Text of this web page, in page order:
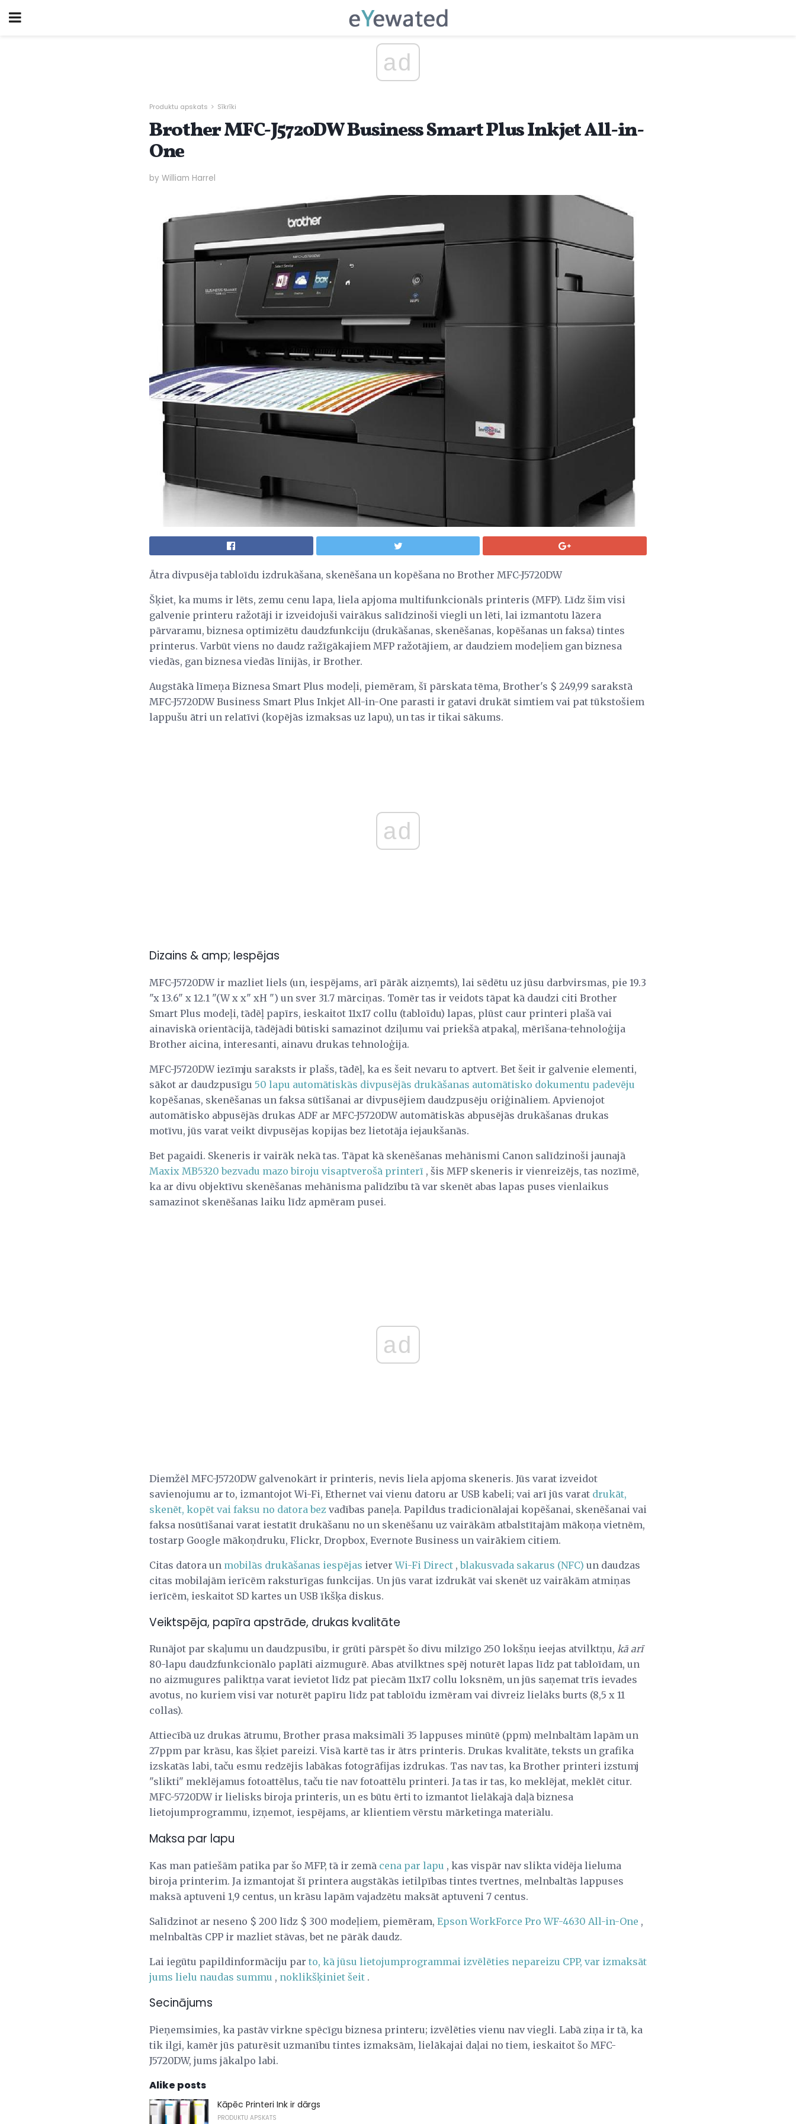
ad
Produktu apskats Sīkrīki
Brother MFC-J5720DW Business Smart Plus Inkjet All-in-
One
by William Harrel
Ātra divpusēja tabloīdu izdrukāšana, skenēšana un kopēšana no Brother MFC-J5720DW
Šķiet, ka mums ir lēts, zemu cenu lapa, liela apjoma multifunkcionāls printeris (MFP). Līdz šim visi
galvenie printeru ražotāji ir izveidojuši vairākus salīdzinoši viegli un lēti, lai izmantotu lāzera
pārvaramu, biznesa optimizētu daudzfunkciju (drukāšanas, skenēšanas, kopēšanas un faksa) tintes
printerus. Varbūt viens no daudz ražīgākajiem MFP ražotājiem, ar daudziem modeļiem gan biznesa
viedās, gan biznesa viedās līnijās, ir Brother.
Augstākā līmeņa Biznesa Smart Plus modeļi, piemēram, šī pārskata tēma, Brother's $ 249,99 sarakstā
MFC-J5720DW Business Smart Plus Inkjet All-in-One parasti ir gatavi drukāt simtiem vai pat tūkstošiem
lappušu ātri un relatīvi (kopējās izmaksas uz lapu), un tas ir tikai sākums.
ad
Dizains & amp; Iespējas
MFC-J5720DW ir mazliet liels (un, iespējams, arī pārāk aizņemts), lai sēdētu uz jūsu darbvirsmas, pie 19.3
"x 13.6" x 12.1 "(W x x" xH ") un sver 31.7 mārciņas. Tomēr tas ir veidots tāpat kā daudzi citi Brother
Smart Plus modeļi, tādēļ papīrs, ieskaitot 11x17 collu (tabloīdu) lapas, plūst caur printeri plašā vai
ainaviskā orientācijā, tādējādi būtiski samazinot dziļumu vai priekšā atpakaļ, mērīšana-tehnoloģija
Brother aicina, interesanti, ainavu drukas tehnoloģija.
MFC-J5720DW iezīmju saraksts ir plašs, tādēļ, ka es šeit nevaru to aptvert. Bet šeit ir galvenie elementi,
sākot ar daudzpusīgu 50 lapu automātiskās divpusējās drukāšanas automātisko dokumentu padevēju
kopēšanas, skenēšanas un faksa sūtīšanai ar divpusējiem daudzpusēju oriģināliem. Apvienojot
automātisko abpusējās drukas ADF ar MFC-J5720DW automātiskās abpusējās drukāšanas drukas
motīvu, jūs varat veikt divpusējas kopijas bez lietotāja iejaukšanās.
Bet pagaidi. Skeneris ir vairāk nekā tas. Tāpat kā skenēšanas mehānismi Canon salīdzinoši jaunajā
Maxix MB5320 bezvadu mazo biroju visaptverošā printerī , šis MFP skeneris ir vienreizējs, tas nozīmē,
ka ar divu objektīvu skenēšanas mehānisma palīdzību tā var skenēt abas lapas puses vienlaikus
samazinot skenēšanas laiku līdz apmēram pusei.
ad
Diemžēl MFC-J5720DW galvenokārt ir printeris, nevis liela apjoma skeneris. Jūs varat izveidot
savienojumu ar to, izmantojot Wi-Fi, Ethernet vai vienu datoru ar USB kabeli; vai arī jūs varat drukāt,
skenēt, kopēt vai faksu no datora bez vadības paneļa. Papildus tradicionālajai kopēšanai, skenēšanai vai
faksa nosūtīšanai varat iestatīt drukāšanu no un skenēšanu uz vairākām atbalstītajām mākoņa vietnēm,
tostarp Google mākoņdruku, Flickr, Dropbox, Evernote Business un vairākiem citiem.
Citas datora un mobilās drukāšanas iespējas ietverWi-Fi Direct ,blakusvada sakarus (NFC) un daudzas
citas mobilajām ierīcēm raksturīgas funkcijas. Un jūs varat izdrukāt vai skenēt uz vairākām atmiņas
ierīcēm, ieskaitot SD kartes un USB īkšķa diskus.
Veiktspēja, papīra apstrāde, drukas kvalitāte
Runājot par skaļumu un daudzpusību, ir grūti pārspēt šo divu milzīgo 250 lokšņu ieejas atvilktņu, kā arī
80-lapu daudzfunkcionālo paplāti aizmugurē. Abas atvilktnes spēj noturēt lapas līdz pat tabloīdam, un
no aizmugures paliktņa varat ievietot līdz pat piecām 11x17 collu loksnēm, un jūs saņemat trīs ievades
avotus, no kuriem visi var noturēt papīru līdz pat tabloīdu izmēram vai divreiz lielāks burts (8,5 x 11
collas).
Attiecībā uz drukas ātrumu, Brother prasa maksimāli 35 lappuses minūtē (ppm) melnbaltām lapām un
27ppm par krāsu, kas šķiet pareizi. Visā kartē tas ir ātrs printeris. Drukas kvalitāte, teksts un grafika
izskatās labi, taču esmu redzējis labākas fotogrāfijas izdrukas. Tas nav tas, ka Brother printeri izstumj
"slikti" meklējamus fotoattēlus, taču tie nav fotoattēlu printeri. Ja tas ir tas, ko meklējat, meklēt citur.
MFC-5720DW ir lielisks biroja printeris, un es būtu ērti to izmantot lielākajā daļā biznesa
lietojumprogrammu, izņemot, iespējams, ar klientiem vērstu mārketinga materiālu.
Maksa par lapu
Kas man patiešām patika par šo MFP, tā ir zemā cena par lapu , kas vispār nav slikta vidēja lieluma
biroja printerim. Ja izmantojat šī printera augstākās ietilpības tintes tvertnes, melnbaltās lappuses
maksā aptuveni 1,9 centus, un krāsu lapām vajadzētu maksāt aptuveni 7 centus.
Salīdzinot ar neseno $ 200 līdz $ 300 modeļiem, piemēram, Epson WorkForce Pro WF-4630 All-in-One ,
melnbaltās CPP ir mazliet stāvas, bet ne pārāk daudz.
Lai iegūtu papildinformāciju par to, kā jūsu lietojumprogrammai izvēlēties nepareizu CPP, var izmaksāt
jums lielu naudas summu , noklikšķiniet šeit .
Secinājums
Pieņemsimies, ka pastāv virkne spēcīgu biznesa printeru; izvēlēties vienu nav viegli. Labā ziņa ir tā, ka
tik ilgi, kamēr jūs paturēsit uzmanību tintes izmaksām, lielākajai daļai no tiem, ieskaitot šo MFC-
J5720DW, jums jākalpo labi.
Alike posts
Kāpēc Printeri Ink ir dārgs
PRODUKTU APSKATS